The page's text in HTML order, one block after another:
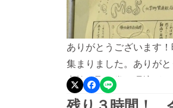
ありがとうございます
集まりました。ありが
家族を取り巻く環境が
ターや保健所などの関